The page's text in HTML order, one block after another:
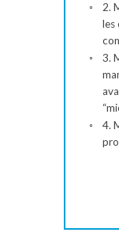
2.
les
3.
4.